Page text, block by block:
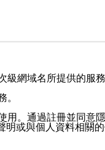
級網域名所提供的服
。
。通過註冊並同意
或與個人資料相關